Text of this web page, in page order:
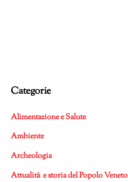
Categorie
Alimentazione e Salute
Ambiente
Archeologia
Attualità e storia del Popolo Veneto